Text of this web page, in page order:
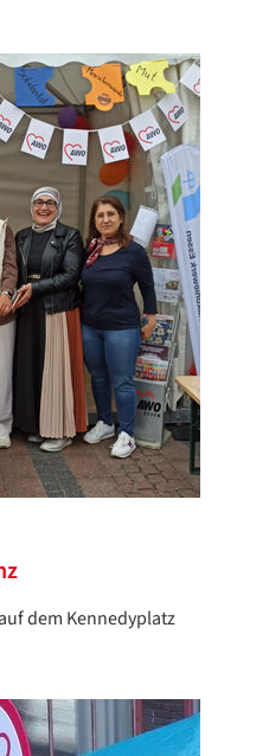
dem Kennedyplatz